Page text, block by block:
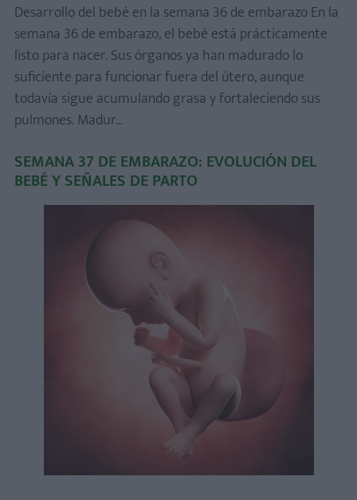
Desarrollo del bebé en la semana 36 de embarazo En la
semana 36 de embarazo, el bebé está prácticamente
listo para nacer. Sus órganos ya han madurado lo
suficiente para funcionar fuera del útero, aunque
todavía sigue acumulando grasa y fortaleciendo sus
pulmones. Madur...
SEMANA 37 DE EMBARAZO: EVOLUCIÓN DEL
BEBÉ Y SEÑALES DE PARTO